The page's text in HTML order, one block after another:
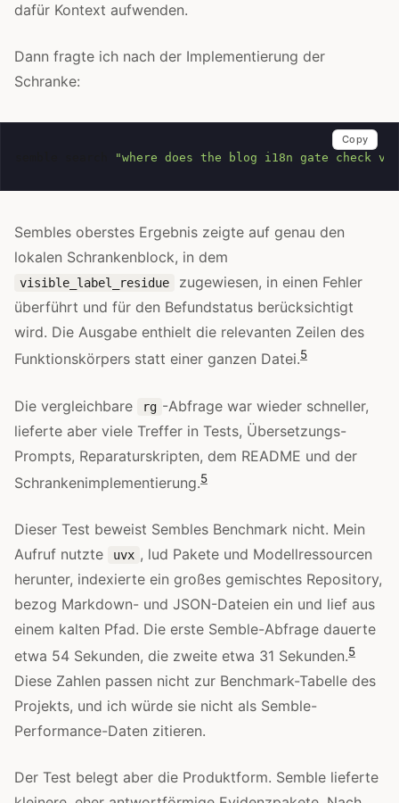
dafür Kontext aufwenden.
Dann fragte ich nach der Implementierung der
Schranke:
"where does the blog i18n gate check
Copy
Sembles oberstes Ergebnis zeigte auf genau den
lokalen Schrankenblock, in dem
visible_label_residue
zugewiesen, in einen Fehler
überführt und für den Befundstatus berücksichtigt
wird. Die Ausgabe enthielt die relevanten Zeilen des
Funktionskörpers statt einer ganzen Datei.5
Die vergleichbare rg -Abfrage war wieder schneller,
lieferte aber viele Treffer in Tests, Übersetzungs-
Prompts, Reparaturskripten, dem README und der
Schrankenimplementierung.5
Dieser Test beweist Sembles Benchmark nicht. Mein
Aufruf nutzte
uvx , lud Pakete und Modellressourcen
herunter, indexierte ein großes gemischtes Repository,
bezog Markdown- und JSON-Dateien ein und lief aus
einem kalten Pfad. Die erste Semble-Abfrage dauerte
etwa 54 Sekunden, die zweite etwa 31 Sekunden.5
Diese Zahlen passen nicht zur Benchmark-Tabelle des
Projekts, und ich würde sie nicht als Semble-
Performance-Daten zitieren.
Der Test belegt aber die Produktform. Semble lieferte